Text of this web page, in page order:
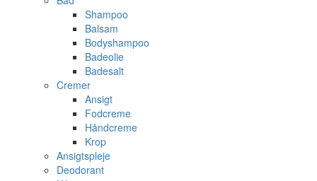
Shampoo
Balsam
Bodyshampoo
Badeolie
Badesalt
Cremer
Ansigt
Fodcreme
Håndcreme
Krop
Ansigtspleje
Deodorant